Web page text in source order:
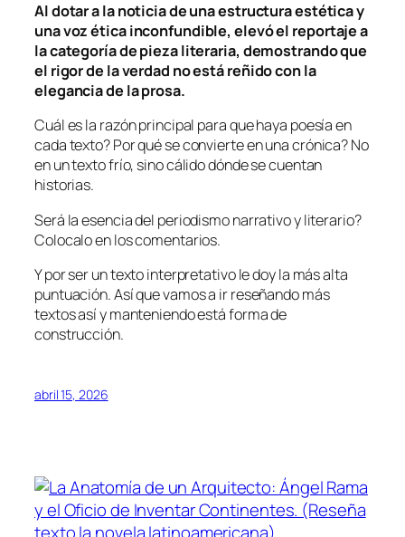
Al dotar a la noticia de una estructura estética y
una voz ética inconfundible, elevó el reportaje a
la categoría de pieza literaria, demostrando que
el rigor de la verdad no está reñido con la
elegancia de la prosa.
Cuál es la razón principal para que haya poesía en
cada texto? Por qué se convierte en una crónica? No
en un texto frío, sino cálido dónde se cuentan
historias.
Será la esencia del periodismo narrativo y literario?
Colocalo en los comentarios.
Y por ser un texto interpretativo le doy la más alta
puntuación. Así que vamos a ir reseñando más
textos así y manteniendo está forma de
construcción.
abril 15, 2026